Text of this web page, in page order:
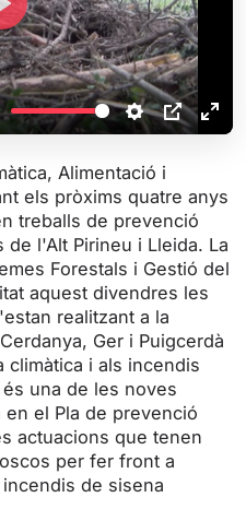
S
e
t
t
n
g
s
P
P
E
t
r
f
l
P
l
a
y
Alimentació i
els pròxims quatre anys
treballs de prevenció
l'Alt Pirineu i Lleida. La
Forestals i Gestió del
aquest divendres les
realitzant a la
Ger i Puigcerdà
i als incendis
una de les noves
el Pla de prevenció
actuacions que tenen
per fer front a
de sisena